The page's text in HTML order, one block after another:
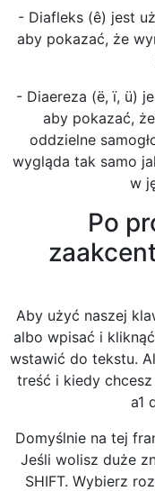
- Diafleks (ê) jest
aby pokazać, że
- Diaereza (ë, ï, ü)
aby pokazać,
oddzielne
wygląda tak samo
w
Po
Aby użyć naszej
albo wpisać i
wstawić do tekstu.
treść i kiedy
a1
Domyślnie na tej
Jeśli wolisz duże
SHIFT. Wybierz